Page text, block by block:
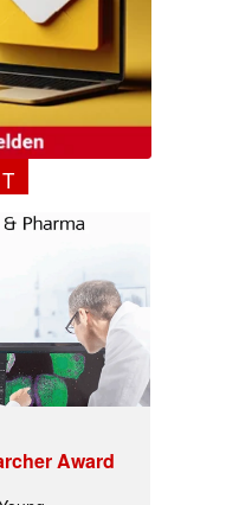
Award